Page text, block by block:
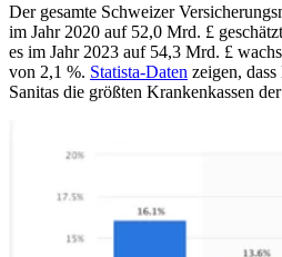
Der gesamte Schweizer
im Jahr 2020 auf 52,0 Mrd. £
es im Jahr 2023 auf 54,3 Mrd. £
von 2,1 %. Statista-Daten zeigen,
Sanitas die größten Krankenkassen